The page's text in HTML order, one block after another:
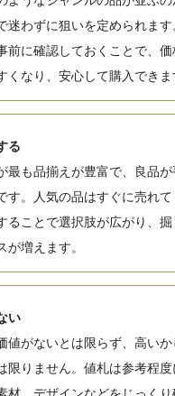
迷わずに狙いを定められます
前に確認しておくことで、価
なり、安心して購入できま
る
最も品揃えが豊富で、良品が
す。人気の品はすぐに売れ
ることで選択肢が広がり、
増えます。
い
値がないとは限らず、高いか
限りません。値札は参考程
材、デザインなどをじっくり